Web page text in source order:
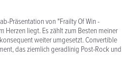
Präsentation von "Frailty Of Win -
liegt. Es zählt zum Besten meiner
weiter umgesetzt. Convertible
das ziemlich geradlinig Post-Rock und